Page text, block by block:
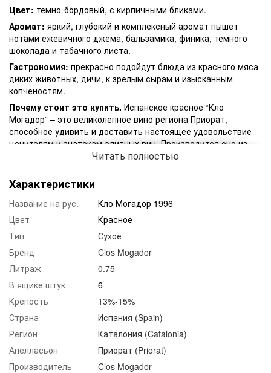
Цвет: темно-бордовый, с кирпичными бликами.
Аромат: яркий, глубокий и комплексный аромат пышет
нотами ежевичного джема, бальзамика, финика, темного
шоколада и табачного листа.
Гастрономия: прекрасно подойдут блюда из красного мяса
диких животных, дичи, к зрелым сырам и изысканным
копченостям.
Почему стоит это купить. Испанское красное “Кло
Могадор” – это великолепное вино региона Приорат,
способное удивить и доставить настоящее удовольствие
ценителям и знатокам элитных вин. Производится оно из
ягод 4 сортов винограда, самым старым лозам которого
обязательный, очень строгий контроль и сортировку.
Мацерация при холодной температуре длится 2 дня, после
этого сусло ферментируется с регулярным
перемешиванием в чанах при контролируемой температуре
в течение 3-4 недель. Затем происходит снятие с осадка,
мягкий отжим и яблочно-молочное брожение.
Выдерживается напиток в бочках из французского дуба
порядка 20 месяцев, а перед бутилированием оно не
оклеивается и не фильтруется.
Читать полностью
Характеристики
Название на рус.
Кло Могадор 1996
Цвет
Красное
Тип
Сухое
Бренд
Clos Mogador
Литраж
0.75
В ящике штук
6
Крепость
13%-15%
Страна
Испания (Spain)
Регион
Каталония (Catalonia)
Апелласьон
Приорат (Priorat)
Производитель
Clos Mogador